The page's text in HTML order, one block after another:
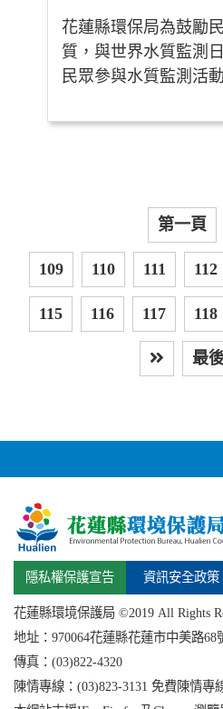
花蓮縣環保局為鼓勵
質，與世界水質監測
民眾參與水質監測活
第一頁
109
110 111 112
115 116 117 118
最
隱私權保護宣告 資訊安全政策
花蓮縣環境保護局 ©2019 All Rights
地址： 970064花蓮縣花蓮市中美路
傳真：(03)822-4320
陳情專線：(03)823-3131 免費陳情專